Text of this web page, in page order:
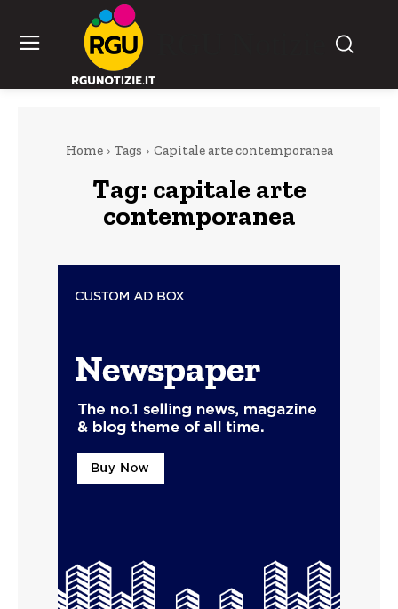
Home Tags Capitale arte contemporanea
Tag: capitale arte
contemporanea